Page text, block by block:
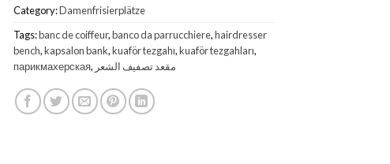
Category:Damenfrisierplätze
Tags:banc de coiffeur,banco da parrucchiere,hairdresser
bench,kapsalon bank,kuaför tezgahı,kuaför tezgahları,
парикмахерская, مقعد تصفيف الشعر